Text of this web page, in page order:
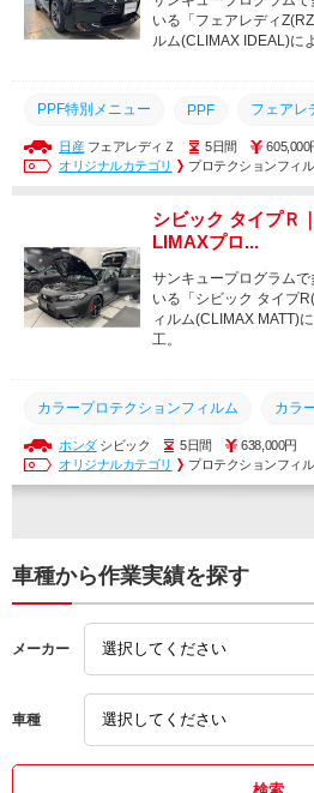
フルカープロテクションフィルム
いる「フェアレディ
ルム(CLIMAX IDEAL)に
PPF特別メニュー PPF フェアレ
フルカープロテクションフィルム
ペイントプロテクションフィルム フ
サンキュープログラム
日産フェアレディＺ 5日間
605,000
オリジナルカテゴリ
プロテクションフィ
シビック タイプＲ
LIMAXプロ...
サンキュープログラム
いる「シビック タイプ
ィルム(CLIMAX MATT)
工。
カラープロテクションフィルム カラ
ホンダシビック PPF マット化
マットプロテクションフィルム シビ
ペイントプロテクションフィルム
フルカープロテクションフィルム
ホンダシビック 5日間
638,000円
オリジナルカテゴリ
プロテクションフィ
車種から作業実績を探す
メーカー
車種